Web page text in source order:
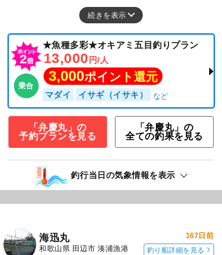
続きを表示
乗合
★魚種多彩★オキアミ五目釣りプラン
13,000 円/人
3,000ポイント還元
マダイ イサギ（イサキ）
「弁慶丸」の
予約プランを見る
「弁慶丸」の
全ての釣果を見る
釣行当日の気象情報を表示
海迅丸
和歌山県 田辺市 湊浦漁港
167日前
釣り船詳細を見る